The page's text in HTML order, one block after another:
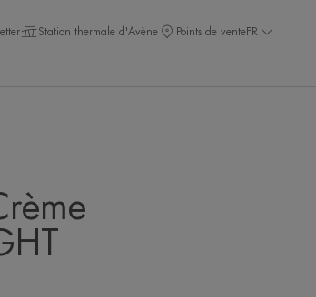
Station thermale d'Avène Points de venteFR